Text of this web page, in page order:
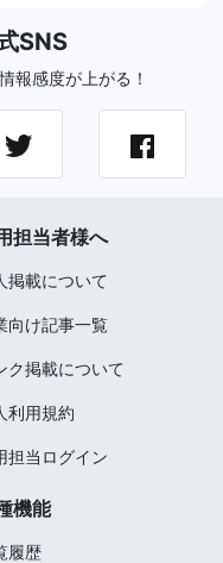
SNS
報感度が上がる！
担当者様へ
掲載について
向け記事一覧
ク掲載について
利用規約
担当ログイン
機能
履歴